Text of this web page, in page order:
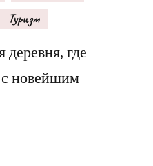
Туризм
деревня, где
с новейшим